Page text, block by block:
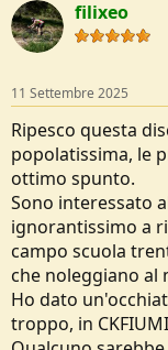
filixeo
11 Settembre 2025
Ripesco questa
popolatissima, le
ottimo spunto.
Sono interessato
ignorantissimo a
campo scuola
che noleggiano al
Ho dato
troppo, in